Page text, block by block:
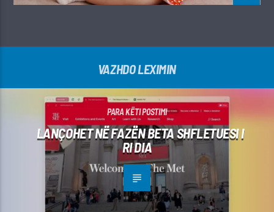
VAZHDO LEXIMIN
PARA KËTI POSTIMI
LANÇOHET NË FAZËN BETA SHFLETUESI I
RI DIA